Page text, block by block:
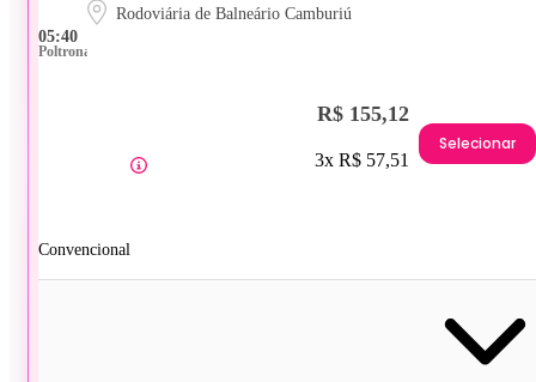
05:40
Rodoviária de Balneário Camburiú
Poltrona
Convencional
R$ 155,12
3x R$ 57,51
Selecionar